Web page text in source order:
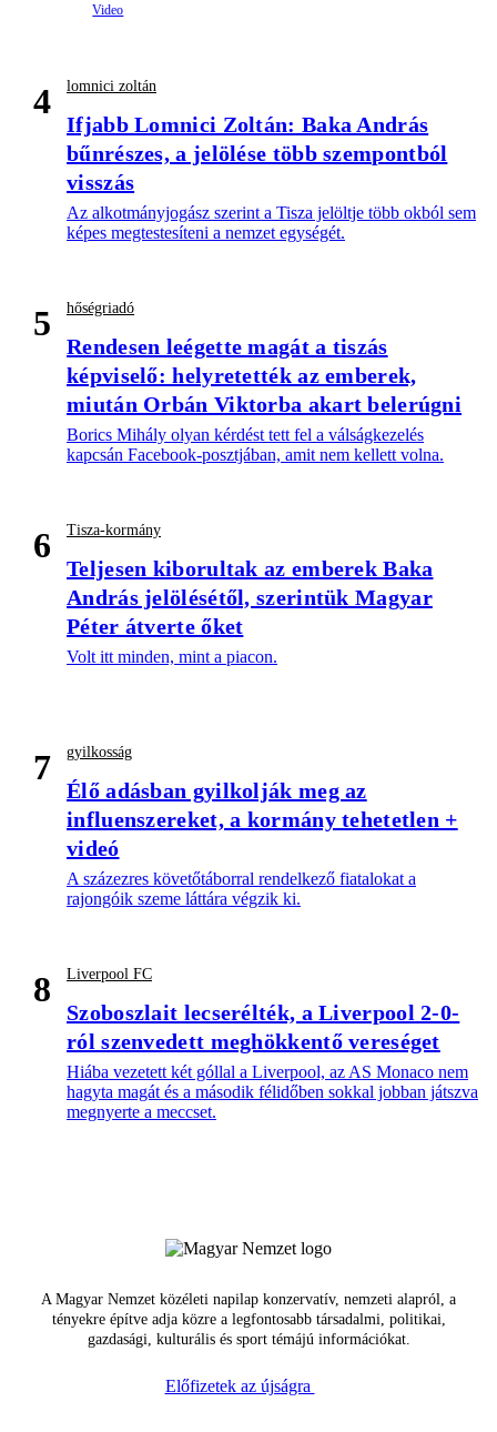
4 lomnici zoltán
Ifjabb Lomnici Zoltán: Baka András
bűnrészes, a jelölése több szempontból
visszás
Az alkotmányjogász szerint a Tisza jelöltje több okból sem
képes megtestesíteni a nemzet egységét.
5 hőségriadó
Rendesen leégette magát a tiszás
képviselő: helyretették az emberek,
miután Orbán Viktorba akart belerúgni
Borics Mihály olyan kérdést tett fel a válságkezelés
kapcsán Facebook-posztjában, amit nem kellett volna.
6 Tisza-kormány
Teljesen kiborultak az emberek Baka
András jelölésétől, szerintük Magyar
Péter átverte őket
Volt itt minden, mint a piacon.
7 gyilkosság
Élő adásban gyilkolják meg az
influenszereket, a kormány tehetetlen +
videó
A százezres követőtáborral rendelkező fiatalokat a
rajongóik szeme láttára végzik ki.
8 Liverpool FC
Szoboszlait lecserélték, a Liverpool 2-0-
ról szenvedett meghökkentő vereséget
Hiába vezetett két góllal a Liverpool, az AS Monaco nem
hagyta magát és a második félidőben sokkal jobban játszva
megnyerte a meccset.
A Magyar Nemzet közéleti napilap konzervatív, nemzeti alapról, a
tényekre építve adja közre a legfontosabb társadalmi, politikai,
gazdasági, kulturális és sport témájú információkat.
Előfizetek az újságra